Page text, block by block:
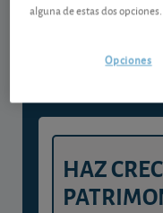
experta
y consigue
para ti
HAZ
alguna de estas dos opciones.
Opciones